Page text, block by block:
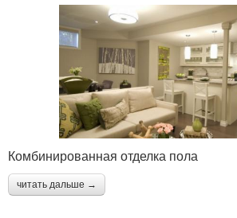
Комбинированная отделка пола
читать дальше →